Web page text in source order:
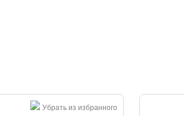
Убрать из избранного